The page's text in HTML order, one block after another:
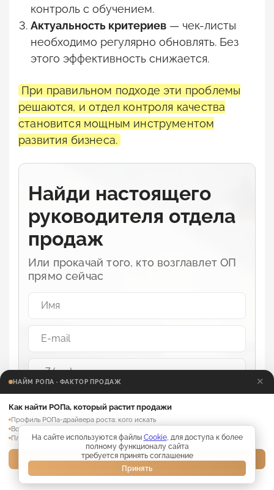
контроль с обучением.
Актуальность критериев — чек-листы
необходимо регулярно обновлять. Без
этого эффективность снижается.
При правильном подходе эти проблемы
решаются, и отдел контроля качества
становится мощным инструментом
развития бизнеса.
Найди настоящего
руководителя отдела
продаж
Или прокачай того, кто возглавлет ОП
прямо сейчаc
Забрать книгу
НАЙМ РОПА · ФАКТОР ПРОДАЖ ✕
Как найти РОПа, который растит продажи
Профиль РОПа-драйвера роста: кого искать
Вопросы на собеседовании, чтобы отсеять слабых
План адаптации нового РОПа на 30 дней
Забрать материалы →
Нет, не интересно
На сайте используются файлы Cookie, для доступа к более
полному функционалу сайта
требуется принять соглашение
Принять